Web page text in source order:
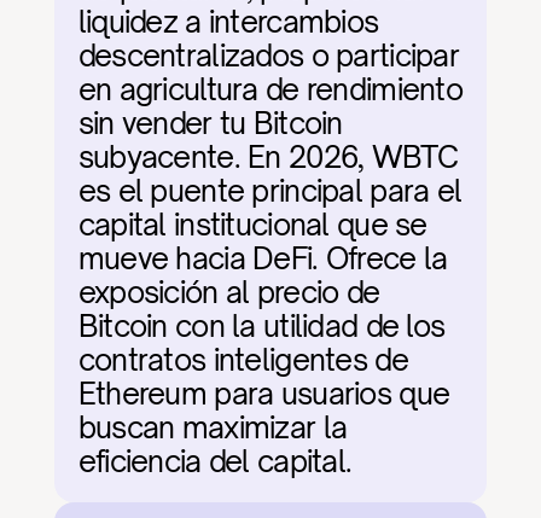
liquidez a intercambios
descentralizados o participar
en agricultura de rendimiento
sin vender tu Bitcoin
subyacente. En 2026, WBTC
es el puente principal para el
capital institucional que se
mueve hacia DeFi. Ofrece la
exposición al precio de
Bitcoin con la utilidad de los
contratos inteligentes de
Ethereum para usuarios que
buscan maximizar la
eficiencia del capital.